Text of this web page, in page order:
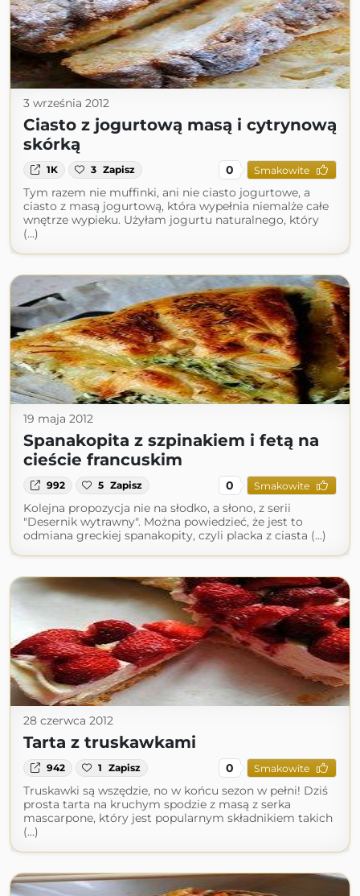
3 września 2012
Ciasto z jogurtową masą i cytrynową
skórką
1K 3 Zapisz 0 Smakowite
Tym razem nie muffinki, ani nie ciasto jogurtowe, a
ciasto z masą jogurtową, która wypełnia niemalże całe
wnętrze wypieku. Użyłam jogurtu naturalnego, który
(...)
19 maja 2012
Spanakopita z szpinakiem i fetą na
cieście francuskim
992 5 Zapisz 0 Smakowite
Kolejna propozycja nie na słodko, a słono, z serii
"Desernik wytrawny". Można powiedzieć, że jest to
odmiana greckiej spanakopity, czyli placka z ciasta (...)
28 czerwca 2012
Tarta z truskawkami
942 1 Zapisz 0 Smakowite
Truskawki są wszędzie, no w końcu sezon w pełni! Dziś
prosta tarta na kruchym spodzie z masą z serka
mascarpone, który jest popularnym składnikiem takich
(...)